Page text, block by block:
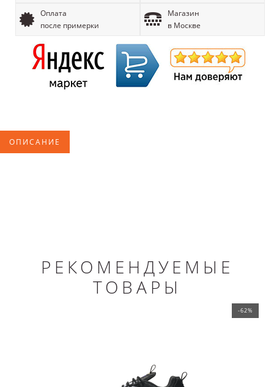
Оплата
после примерки
Магазин
в Москве
ОПИСАНИЕ
РЕКОМЕНДУЕМЫЕ
ТОВАРЫ
-62%